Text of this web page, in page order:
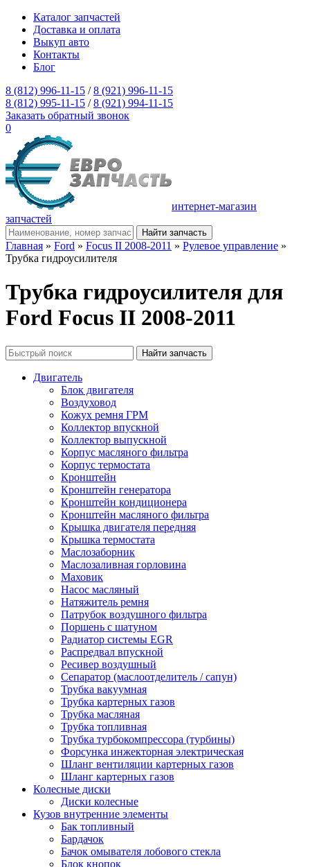
Каталог запчастей
Доставка и оплата
Выкуп авто
Контакты
Блог
8 (812) 996-11-15 /8 (921) 996-11-15
8 (812) 995-11-15 /8 (921) 994-11-15
Заказать обратный звонок
0
интернет-магазин
запчастей
Главная » Ford » Focus II 2008-2011 » Рулевое управление »
Трубка гидроусилителя
Трубка гидроусилителя для
Ford Focus II 2008-2011
Двигатель
Блок двигателя
Воздуховод
Кожух ремня ГРМ
Коллектор впускной
Коллектор выпускной
Корпус масляного фильтра
Корпус термостата
Кронштейн
Кронштейн генератора
Кронштейн кондиционера
Кронштейн масляного фильтра
Крышка двигателя передняя
Крышка термостата
Маслозаборник
Маслозаливная горловина
Маховик
Насос масляный
Натяжитель ремня
Патрубок воздушного фильтра
Поршень с шатуном
Радиатор системы EGR
Распредвал впускной
Ресивер воздушный
Сепаратор (маслоотделитель / сапун)
Трубка вакуумная
Трубка картерных газов
Трубка масляная
Трубка топливная
Трубка турбокомпрессора (турбины)
Форсунка инжекторная электрическая
Шланг вентиляции картерных газов
Шланг картерных газов
Колесные диски
Диски колесные
Кузов внутренние элементы
Бак топливный
Бардачок
Бачок омывателя лобового стекла
Блок кнопок